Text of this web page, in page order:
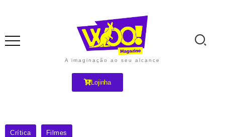
A imaginação ao seu alcance
Lojinha
Crítica Filmes